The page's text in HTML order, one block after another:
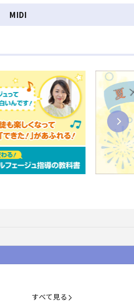
MIDI
すべて見る